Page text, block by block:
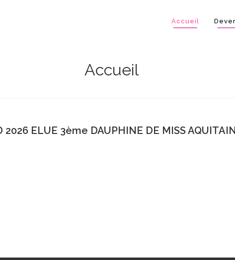
Accueil
Accueil
2026 ELUE 3ème DAUPHINE DE MISS